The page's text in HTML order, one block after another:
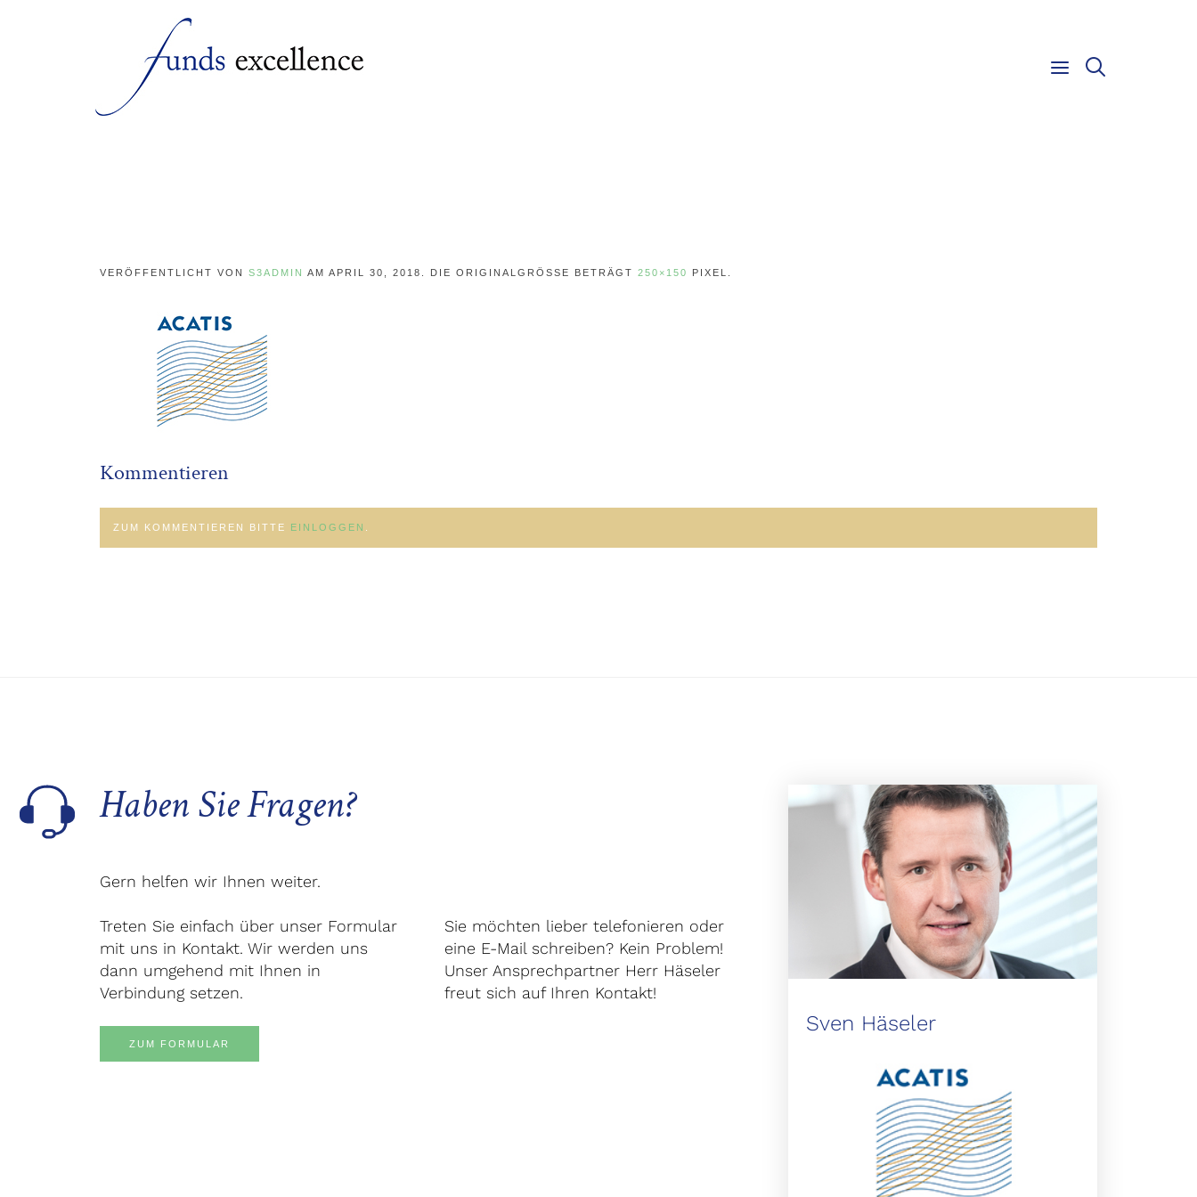
VERÖFFENTLICHT VON S3ADMIN AM APRIL 30, 2018 . DIE ORIGINALGRÖSSE BETRÄGT 250×150 PIXEL.
Kommentieren
ZUM KOMMENTIEREN BITTE EINLOGGEN
Haben Sie Fragen?
Gern helfen wir Ihnen weiter.
Treten Sie einfach über unser Formular
mit uns in Kontakt. Wir werden uns
dann umgehend mit Ihnen in
Verbindung setzen.
ZUM FORMULAR
Sie möchten lieber telefonieren oder
eine E-Mail schreiben? Kein Problem!
Unser Ansprechpartner Herr Häseler
freut sich auf Ihren Kontakt!
Sven Häseler